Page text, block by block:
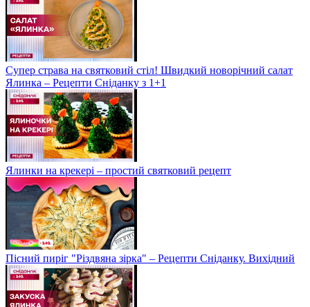
Супер страва на святковий стіл! Швидкий новорічний салат
Ялинка – Рецепти Сніданку з 1+1
Ялинки на крекері – простий святковий рецепт
Пісний пиріг "Різдвяна зірка" – Рецепти Сніданку. Вихідний